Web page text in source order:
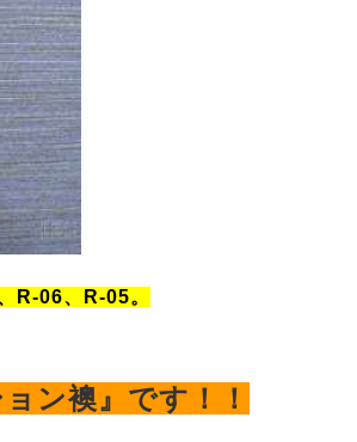
R-06、R-05。
ン襖』です！！